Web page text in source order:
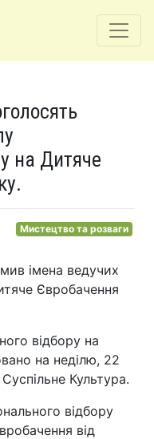
на Дитяче
Мистецтво та розваги
імена ведучих
Євробачення
відбору на
на неділю, 22
Культура.
відбору
від